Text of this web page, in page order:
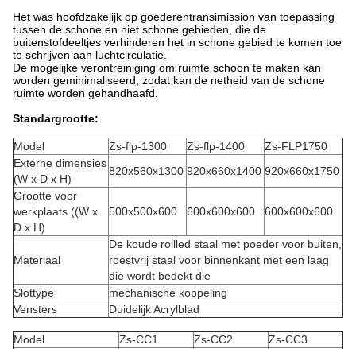
Het was hoofdzakelijk op goederentransimission van toepassing
tussen de schone en niet schone gebieden, die de
buitenstofdeeltjes verhinderen het in schone gebied te komen toe
te schrijven aan luchtcirculatie.
De mogelijke verontreiniging om ruimte schoon te maken kan
worden geminimaliseerd, zodat kan de netheid van de schone
ruimte worden gehandhaafd.
Standargrootte:
Model Zs-flp-1300 Zs-flp-1400
Zs-FLP1750
Externe dimensies
(W x D x H)
820x560x1300 920x660x1400 920x660x1750
Grootte voor
werkplaats ((W x
D x H)
500x500x600 600x600x600 600x600x600
Materiaal
De koude rollled staal met poeder voor buiten,
roestvrij staal voor binnenkant met een laag
die wordt bedekt die
Slottype
mechanische koppeling
Vensters
Duidelijk Acrylblad
Model Zs-CC1 Zs-CC2
Zs-CC3